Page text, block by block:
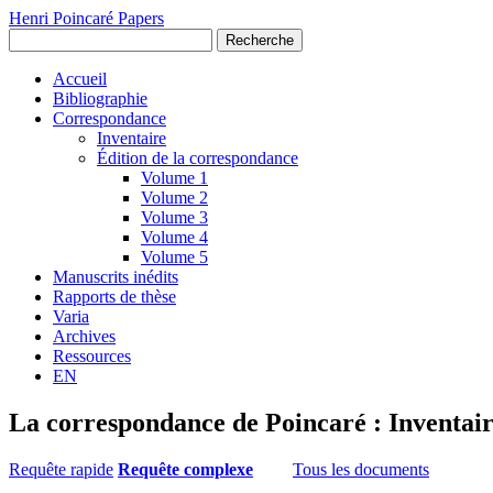
Henri Poincaré Papers
Recherche
Accueil
Bibliographie
Correspondance
Inventaire
Édition de la correspondance
Volume 1
Volume 2
Volume 3
Volume 4
Volume 5
Manuscrits inédits
Rapports de thèse
Varia
Archives
Ressources
EN
La correspondance de Poincaré :
Requête rapide Requête complexe Tous les documents